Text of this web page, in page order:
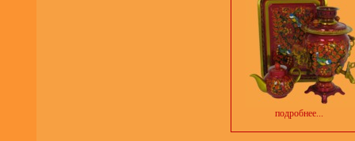
подробнее...